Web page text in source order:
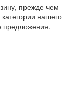
прежде чем
нашего
предложения.